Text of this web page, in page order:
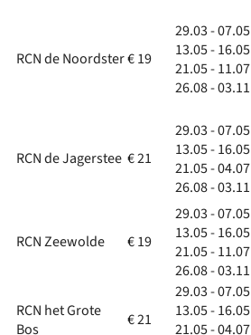
RCN de Noordster€ 19
29.03 - 07.05
13.05 - 16.05
21.05 - 11.07
26.08 - 03.11
RCN de Jagerstee € 21
29.03 - 07.05
13.05 - 16.05
21.05 - 04.07
26.08 - 03.11
RCN Zeewolde € 19
29.03 - 07.05
13.05 - 16.05
21.05 - 11.07
26.08 - 03.11
RCN het Grote
Bos
€ 21
29.03 - 07.05
13.05 - 16.05
21.05 - 04.07